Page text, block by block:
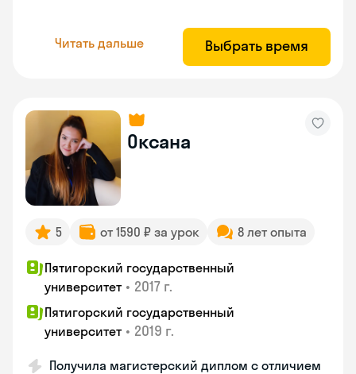
Читать дальше Выбрать время
Оксана
5 от 1590 ₽ за урок 8 лет опыта
Пятигорский государственный
университет • 2017 г.
Пятигорский государственный
университет • 2019 г.
Получила магистерский диплом с отличием